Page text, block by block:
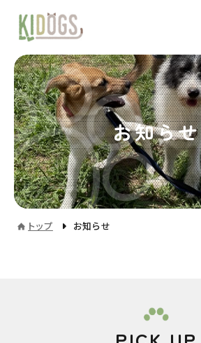
お知らせ
トップ お知らせ